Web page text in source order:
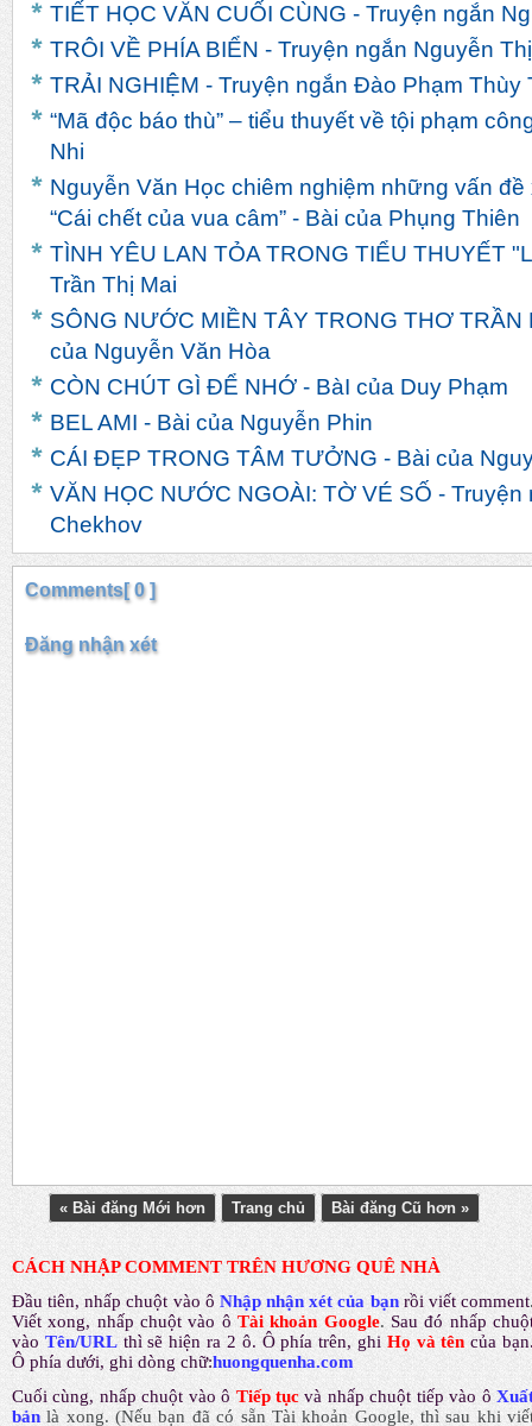
TIẾT HỌC VĂN CUỐI CÙNG - Truyện ngắn
TRÔI VỀ PHÍA BIỂN - Truyện ngắn Nguyễn
TRẢI NGHIỆM - Truyện ngắn Đào Phạm Thùy
“Mã độc báo thù” – tiểu thuyết về tội phạm
Nhi
Nguyễn Văn Học chiêm nghiệm những vấn
“Cái chết của vua câm” - Bài của Phụng Thiên
TÌNH YÊU LAN TỎA TRONG TIỂU THUYẾT
Trần Thị Mai
SÔNG NƯỚC MIỀN TÂY TRONG THƠ
của Nguyễn Văn Hòa
CÒN CHÚT GÌ ĐỂ NHỚ - BàI của Duy Phạm
BEL AMI - Bài của Nguyễn Phin
CÁI ĐẸP TRONG TÂM TƯỞNG - Bài của
VĂN HỌC NƯỚC NGOÀI: TỜ VÉ SỐ - Truyện
Chekhov
Comments[ 0 ]
Đăng nhận xét
« Bài đăng Mới hơn Trang chủ Bài đăng Cũ hơn »
CÁCH NHẬP COMMENT TRÊN HƯƠNG QUÊ NHÀ
Đầu tiên, nhấp chuột vào ô Nhập nhận xét của bạn rồi viết comment
Viết xong, nhấp chuột vào ô Tài khoản Google. Sau đó nhấp
vào Tên/URL thì sẽ hiện ra 2 ô. Ô phía trên, ghi Họ và tên của
Ô phía dưới, ghi dòng chữ:huongquenha.com
Cuối cùng, nhấp chuột vào ô Tiếp tục và nhấp chuột tiếp vào ô
bản là xong.(Nếu bạn đã có sẵn Tài khoản Google, thì sau khi